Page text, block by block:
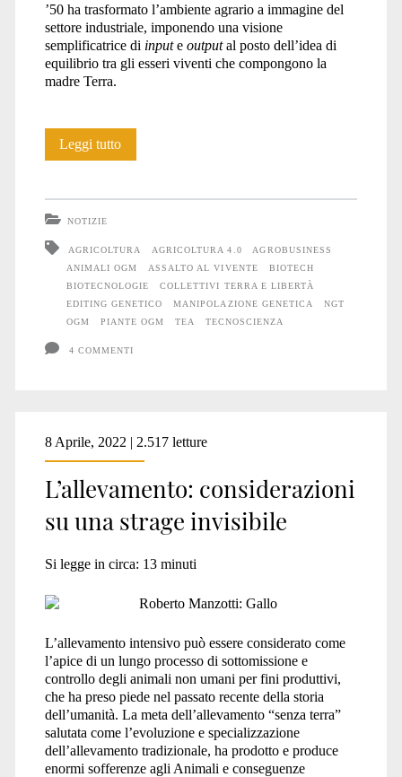
’50 ha trasformato l’ambiente agrario a immagine del
settore industriale, imponendo una visione
semplificatrice di inpute outputal posto dell’idea di
equilibrio tra gli esseri viventi che compongono la
madre Terra.
Leggi tuttoLa
vivente
NOTIZIE
AGRICOLTURA AGRICOLTURA 4.0
AGROBUSINESS
ANIMALI OGM
ASSALTO AL VIVENTE
BIOTECH
BIOTECNOLOGIE
COLLETTIVI TERRA E LIBERTÀ
EDITING GENETICO
MANIPOLAZIONE GENETICA
NGT
OGM
PIANTE OGM TEA TECNOSCIENZA
4 COMMENTI
8 Aprile, 2022 | 2.517 letture
L’allevamento: considerazioni
su una strage invisibile
Si legge in circa: 13 minuti
L’allevamento intensivo può essere considerato come
l’apice di un lungo processo di sottomissione e
controllo degli animali non umani per fini produttivi,
che ha preso piede nel passato recente della storia
dell’umanità. La meta dell’allevamento “senza terra”
salutata come l’evoluzione e specializzazione
dell’allevamento tradizionale, ha prodotto e produce
enormi sofferenze agli Animali e conseguenze